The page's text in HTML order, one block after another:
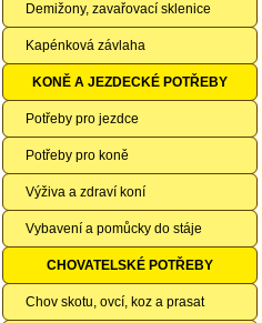
Demižony, zavařovací sklenice
Kapénková závlaha
KONĚ A JEZDECKÉ POTŘEBY
Potřeby pro jezdce
Potřeby pro koně
Výživa a zdraví koní
Vybavení a pomůcky do stáje
CHOVATELSKÉ POTŘEBY
Chov skotu, ovcí, koz a prasat